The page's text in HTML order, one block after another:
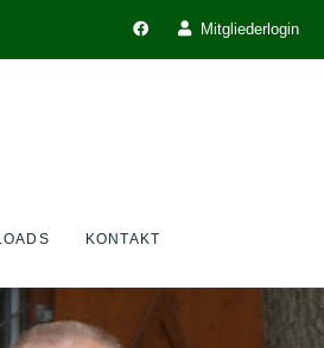
Mitgliederlogin
KONTAKT